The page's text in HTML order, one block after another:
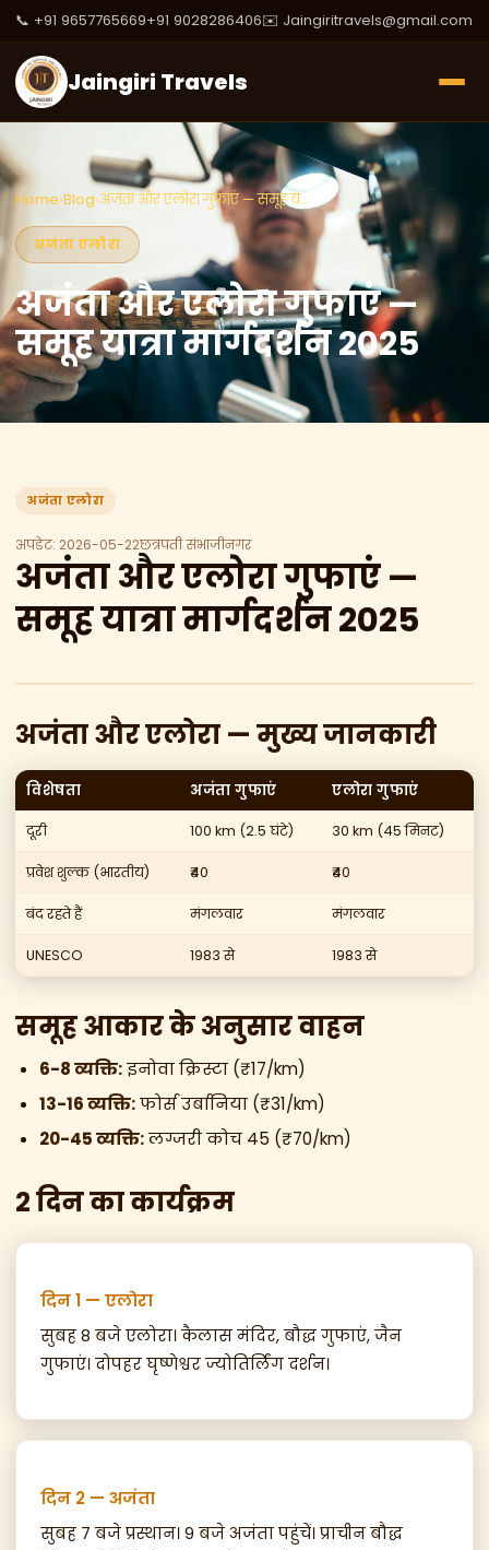
📞 +91 9657765669+91 9028286406✉️ Jaingiritravels@gmail.com
Jaingiri Travels
Home›Blog›अजंता और एलोरा गुफाएं — समूह य...
अजंता एलोरा
अजंता और एलोरा गुफाएं —
समूह यात्रा मार्गदर्शन 2025
अजंता एलोरा
अपडेट: 2026-05-22छत्रपती संभाजीनगर
अजंता और एलोरा गुफाएं —
समूह यात्रा मार्गदर्शन 2025
अजंता और एलोरा — मुख्य जानकारी
विशेषता अजंता गुफाएं एलोरा गुफाएं
दूरी 100 km (2.5 घंटे) 30 km (45 मिनट)
प्रवेश शुल्क (भारतीय) ₹40 ₹40
बंद रहते हैं मंगलवार मंगलवार
UNESCO 1983 से 1983 से
समूह आकार के अनुसार वाहन
6-8 व्यक्ति:इनोवा क्रिस्टा (₹17/km)
13-16 व्यक्ति:फोर्स उर्बानिया (₹31/km)
20-45 व्यक्ति:लग्जरी कोच 45 (₹70/km)
2 दिन का कार्यक्रम
दिन 1 — एलोरा
सुबह 8 बजे एलोरा। कैलास मंदिर, बौद्ध गुफाएं, जैन
गुफाएं। दोपहर घृष्णेश्वर ज्योतिर्लिंग दर्शन।
दिन 2 — अजंता
सुबह 7 बजे प्रस्थान। 9 बजे अजंता पहुंचें। प्राचीन बौद्ध